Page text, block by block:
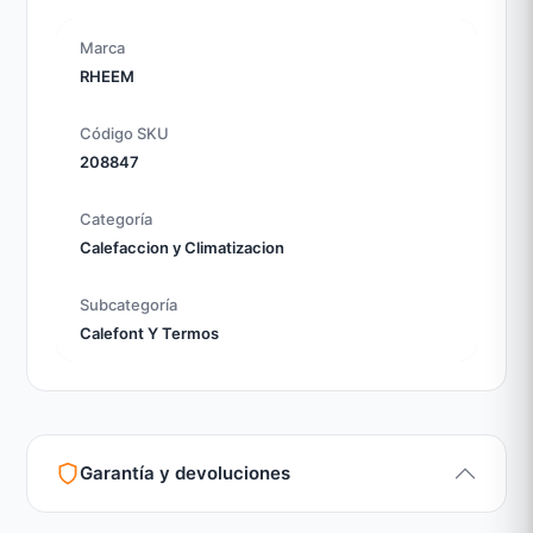
Marca
RHEEM
Código SKU
208847
Categoría
Calefaccion y Climatizacion
Subcategoría
Calefont Y Termos
Garantía y devoluciones
Importante:
instalación debe ser realizada por profesional
funcionamiento, seguridad y validez de garantía.